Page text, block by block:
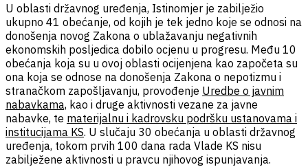
U oblasti državnog uređenja, Istinomjer je zabilježio
ukupno 41 obećanje, od kojih je tek jedno koje se odnosi na
donošenja novog Zakona o ublažavanju negativnih
ekonomskih posljedica dobilo ocjenu u progresu. Među 10
obećanja koja su u ovoj oblasti ocijenjena kao započeta su
ona koja se odnose na donošenja Zakona o nepotizmu i
stranačkom zapošljavanju, provođenje Uredbe o javnim
nabavkama, kao i druge aktivnosti vezane za javne
nabavke, te materijalnu i kadrovsku podršku ustanovama i
institucijama KS. U slučaju 30 obećanja u oblasti državnog
uređenja, tokom prvih 100 dana rada Vlade KS nisu
zabilježene aktivnosti u pravcu njihovog ispunjavanja.